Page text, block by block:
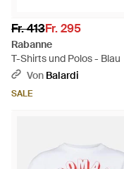
Fr. 413Fr. 295
Rabanne
T-Shirts und Polos - Blau
Von Balardi
SALE